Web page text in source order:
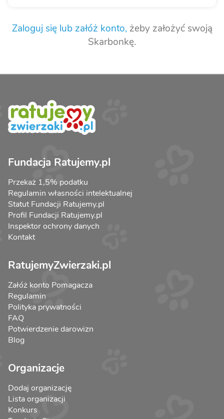
Zaloguj się lub załóż konto,żeby założyć swoją
Skarbonkę.
Fundacja Ratujemy.pl
Przekaż 1,5% podatku
Regulamin własności intelektualnej
Statut Fundacji Ratujemy.pl
Profil Fundacji Ratujemy.pl
Inspektor ochrony danych
Kontakt
RatujemyZwierzaki.pl
Załóż konto Pomagacza
Regulamin
Polityka prywatności
FAQ
Potwierdzenie darowizn
Blog
Organizacje
Dodaj organizację
Lista organizacji
Konkurs